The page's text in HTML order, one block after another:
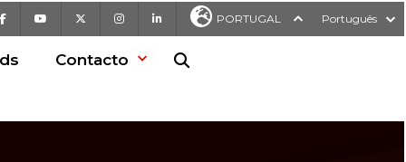
Facebook Youtube InstagramLinkedIn PORTUGAL Português
Contacto